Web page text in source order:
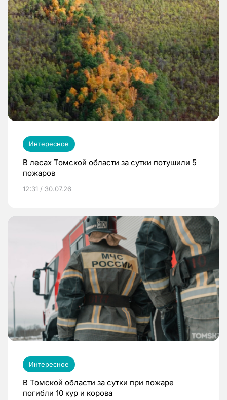
Интересное
В лесах Томской области за сутки потушили 5
пожаров
12:31 / 30.07.26
Интересное
В Томской области за сутки при пожаре
погибли 10 кур и корова